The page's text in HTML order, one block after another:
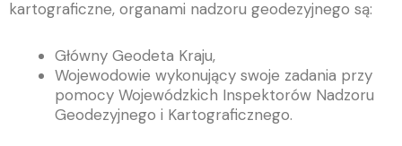
kartograficzne, organami nadzoru geodezyjnego są:
Główny Geodeta Kraju,
Wojewodowie wykonujący swoje zadania przy
pomocy Wojewódzkich Inspektorów Nadzoru
Geodezyjnego i Kartograficznego.